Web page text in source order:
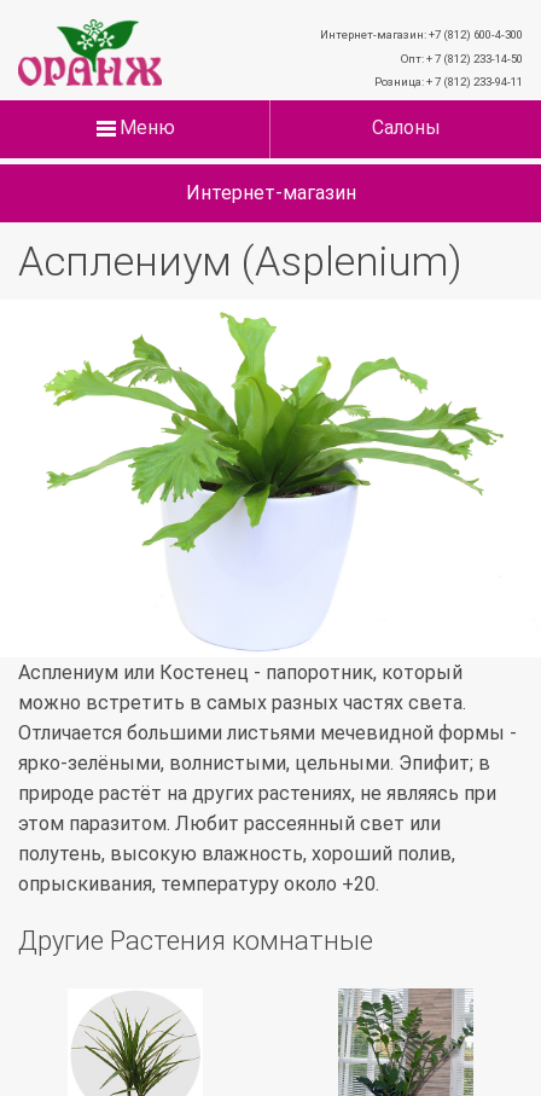
Интернет-магазин: +7 (812) 600-4-300
Опт: + 7 (812) 233-14-50
Розница: + 7 (812) 233-94-11
Меню Салоны
Интернет-магазин
Асплениум (Asplenium)
Асплениум или Костенец - папоротник, который
можно встретить в самых разных частях света.
Отличается большими листьями мечевидной формы -
ярко-зелёными, волнистыми, цельными. Эпифит; в
природе растёт на других растениях, не являясь при
этом паразитом. Любит рассеянный свет или
полутень, высокую влажность, хороший полив,
опрыскивания, температуру около +20.
Другие Растения комнатные